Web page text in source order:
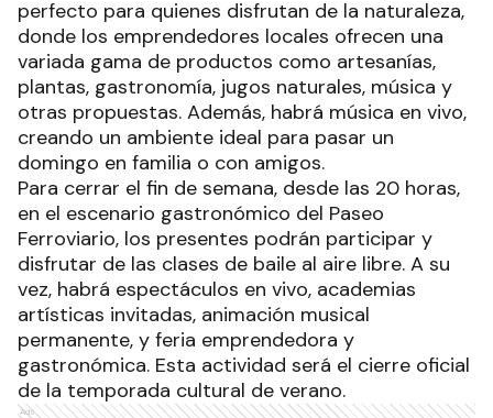
perfecto para quienes disfrutan de la naturaleza,
donde los emprendedores locales ofrecen una
variada gama de productos como artesanías,
plantas, gastronomía, jugos naturales, música y
otras propuestas. Además, habrá música en vivo,
creando un ambiente ideal para pasar un
domingo en familia o con amigos.
Para cerrar el fin de semana, desde las 20 horas,
en el escenario gastronómico del Paseo
Ferroviario, los presentes podrán participar y
disfrutar de las clases de baile al aire libre. A su
vez, habrá espectáculos en vivo, academias
artísticas invitadas, animación musical
permanente, y feria emprendedora y
gastronómica. Esta actividad será el cierre oficial
de la temporada cultural de verano.
Ads